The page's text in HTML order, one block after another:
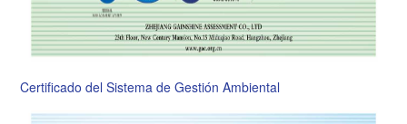
Certificado del Sistema de Gestión Ambiental